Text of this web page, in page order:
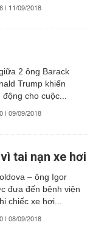
| 11/09/2018
2 ông Barack
Trump khiến
cho cuộc...
| 09/09/2018
tai nạn xe hơi
– ông Igor
đưa đến bệnh viện
chiếc xe hơi...
| 08/09/2018